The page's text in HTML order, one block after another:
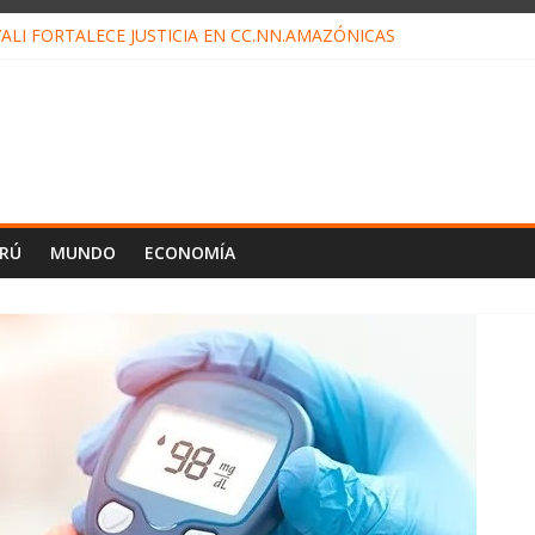
FORTALECE JUSTICIA EN CC.NN.AMAZÓNICAS
MUNDO ECONOMÍA